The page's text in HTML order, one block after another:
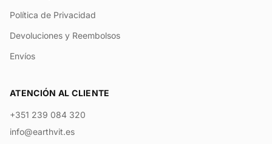
Política de Privacidad
Devoluciones y Reembolsos
Envíos
ATENCIÓN AL CLIENTE
+351 239 084 320
info@earthvit.es